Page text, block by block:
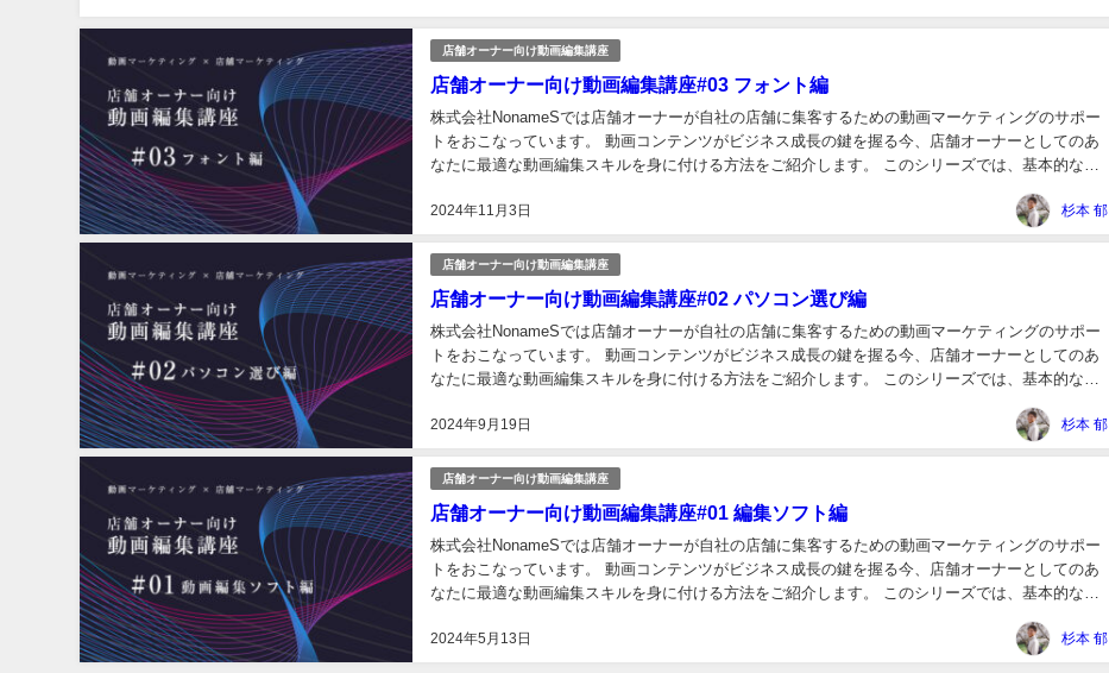
店舗オーナー向け動画編集講座
店舗オーナー向け動画編集講座#03 フォント編
2024年11月3日
株式会社NonameSでは店舗オーナーが自社の店舗に集客するための動画マーケティングのサポー
トをおこなっています。 動画コンテンツがビジネス成長の鍵を握る今、店舗オーナーとしてのあ
なたに最適な動画編集スキルを身に付ける方法をご紹介します。 このシリーズでは、基本的な編
杉本 郁
店舗オーナー向け動画編集講座
店舗オーナー向け動画編集講座#02 パソコン選び編
2024年9月19日
株式会社NonameSでは店舗オーナーが自社の店舗に集客するための動画マーケティングのサポー
トをおこなっています。 動画コンテンツがビジネス成長の鍵を握る今、店舗オーナーとしてのあ
なたに最適な動画編集スキルを身に付ける方法をご紹介します。 このシリーズでは、基本的な編
杉本 郁
店舗オーナー向け動画編集講座
店舗オーナー向け動画編集講座#01 編集ソフト編
2024年5月13日
株式会社NonameSでは店舗オーナーが自社の店舗に集客するための動画マーケティングのサポー
トをおこなっています。 動画コンテンツがビジネス成長の鍵を握る今、店舗オーナーとしてのあ
なたに最適な動画編集スキルを身に付ける方法をご紹介します。 このシリーズでは、基本的な編
杉本 郁